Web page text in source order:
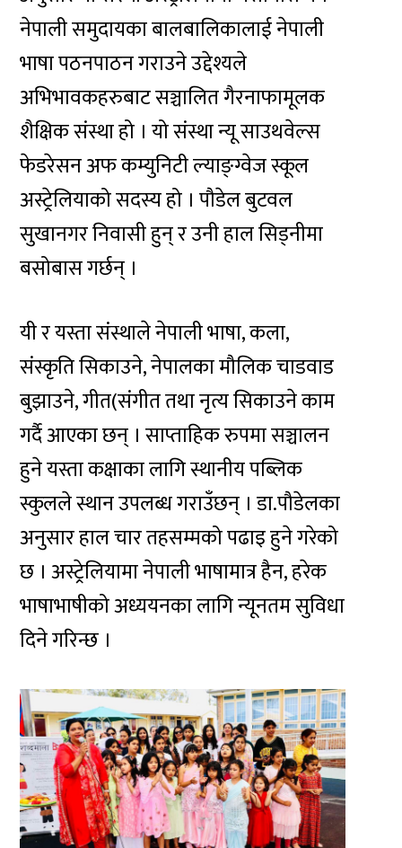
नेपाली समुदायका बालबालिकालाई नेपाली
भाषा पठनपाठन गराउने उद्देश्यले
अभिभावकहरुबाट सञ्चालित गैरनाफामूलक
शैक्षिक संस्था हो । यो संस्था न्यू साउथवेल्स
फेडरेसन अफ कम्युनिटी ल्याङ्ग्वेज स्कूल
अस्ट्रेलियाको सदस्य हो । पौडेल बुटवल
सुखानगर निवासी हुन् र उनी हाल सिड्नीमा
बसोबास गर्छन् ।
यी र यस्ता संस्थाले नेपाली भाषा, कला,
संस्कृति सिकाउने, नेपालका मौलिक चाडवाड
बुझाउने, गीत(संगीत तथा नृत्य सिकाउने काम
गर्दै आएका छन् । साप्ताहिक रुपमा सञ्चालन
हुने यस्ता कक्षाका लागि स्थानीय पब्लिक
स्कुलले स्थान उपलब्ध गराउँछन् । डा.पौडेलका
अनुसार हाल चार तहसम्मको पढाइ हुने गरेको
छ । अस्ट्रेलियामा नेपाली भाषामात्र हैन, हरेक
भाषाभाषीको अध्ययनका लागि न्यूनतम सुविधा
दिने गरिन्छ ।